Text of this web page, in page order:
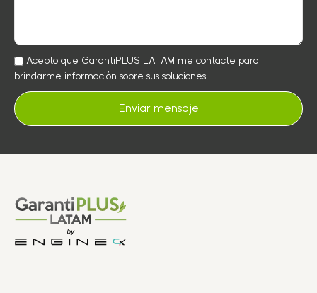
Acepto que GarantiPLUS LATAM me contacte para
brindarme información sobre sus soluciones.
Enviar mensaje